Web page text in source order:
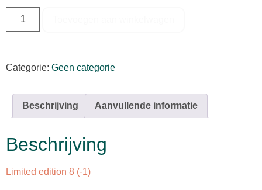
Categorie: Geen categorie
Beschrijving Aanvullende informatie
Beschrijving
Limited edition 8 (-1)